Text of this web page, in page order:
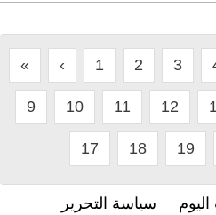
« ‹ 1 2 3
9 10 11 12
17 18 19
سياسة التحرير